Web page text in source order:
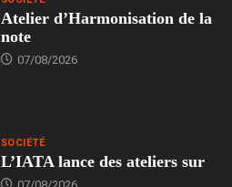
Atelier d’Harmonisation de la
note
07/08/2026
SOCIÉTÉ
L’IATA lance des ateliers sur